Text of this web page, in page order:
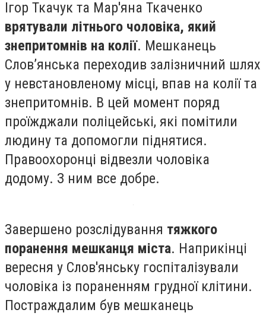
Ігор Ткачук та Мар'яна Ткаченко
врятували літнього чоловіка, який
знепритомнів на колії. Мешканець
Слов’янська переходив залізничний шлях
у невстановленому місці, впав на колії та
знепритомнів. В цей момент поряд
проїжджали поліцейські, які помітили
людину та допомогли піднятися.
Правоохоронці відвезли чоловіка
додому. З ним все добре.
Завершено розслідування тяжкого
поранення мешканця міста. Наприкінці
вересня у Слов'янську госпіталізували
чоловіка із пораненням грудної клітини.
Постраждалим був мешканець